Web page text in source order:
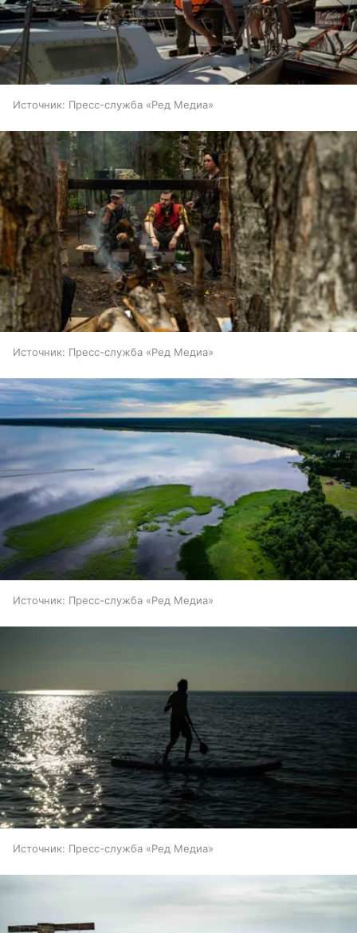
Источник: Пресс-служба «Ред Медиа»
Источник: Пресс-служба «Ред Медиа»
Источник: Пресс-служба «Ред Медиа»
Источник: Пресс-служба «Ред Медиа»